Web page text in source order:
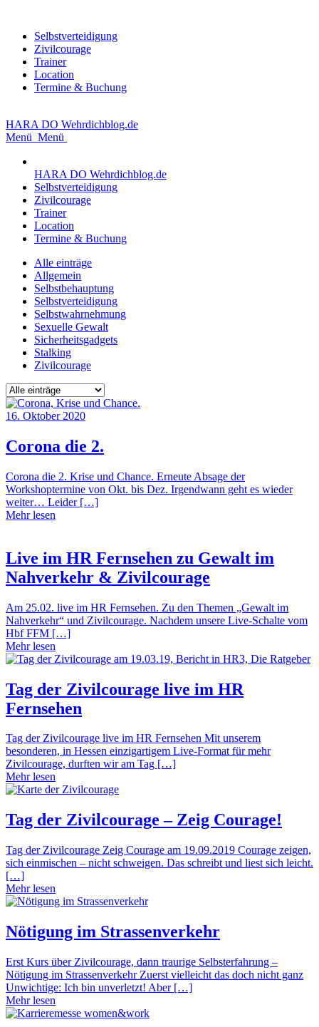
Selbstverteidigung
Zivilcourage
Trainer
Location
Termine & Buchung
HARA DO Wehrdichblog.de
Menü Menü
HARA DO Wehrdichblog.de
Selbstverteidigung
Zivilcourage
Trainer
Location
Termine & Buchung
Alle einträge
Allgemein
Selbstbehauptung
Selbstverteidigung
Selbstwahrnehmung
Sexuelle Gewalt
Sicherheitsgadgets
Stalking
Zivilcourage
16. Oktober 2020
Corona die 2.
Corona die 2. Krise und Chance. Erneute Absage der
Workshoptermine von Okt. bis Dez. Irgendwann geht es wieder
weiter… Leider […]
Mehr lesen
Live im HR Fernsehen zu Gewalt im
Nahverkehr & Zivilcourage
Am 25.02. live im HR Fernsehen. Zu den Themen „Gewalt im
Nahverkehr“ und Zivilcourage. Nachdem unsere Live-Schalte vom
Hbf FFM […]
Mehr lesen
Tag der Zivilcourage live im HR
Fernsehen
Tag der Zivilcourage live im HR Fernsehen Mit unserem
besonderen, in Hessen einzigartigem Live-Format für mehr
Zivilcourage, durften wir am Tag […]
Mehr lesen
Tag der Zivilcourage – Zeig Courage!
Tag der Zivilcourage Zeig Courage am 19.09.2019 Courage zeigen,
sich einmischen – nicht schweigen. Das schreibt und liest sich leicht.
[…]
Mehr lesen
Nötigung im Strassenverkehr
Erst Kurs über Zivilcourage, dann traurige Selbsterfahrung –
Nötigung im Strassenverkehr Zuerst vielleicht das doch nicht ganz
Unwichtige: Ich bin unverletzt! Aber […]
Mehr lesen